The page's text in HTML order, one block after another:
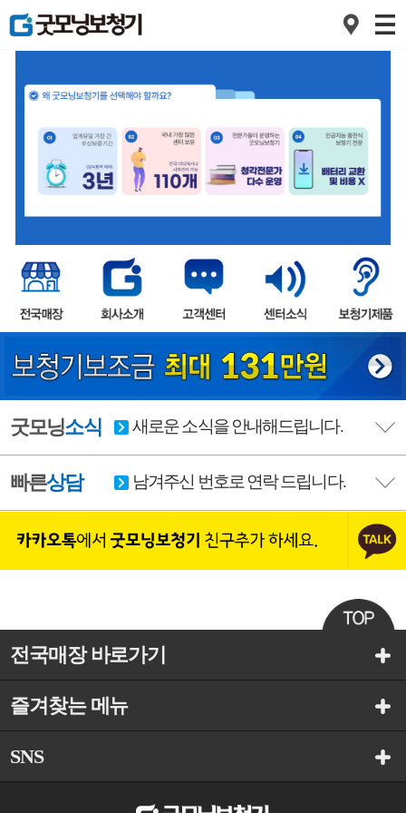
2
3
굿모닝소식 새로운 소식을 안내해드립니다.
빠른상담 남겨주신 번호로 연락 드립니다.
전국매장 바로가기
즐겨찾는 메뉴
SNS